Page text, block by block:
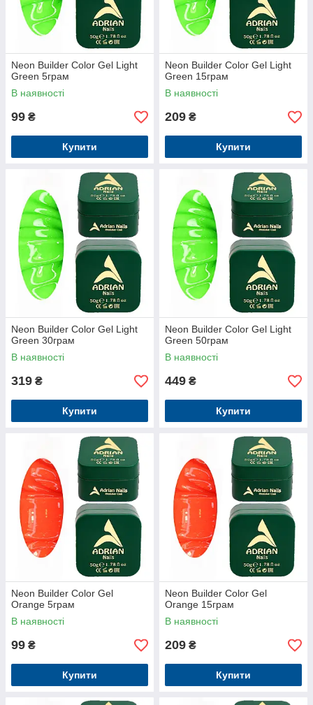
Neon Builder Color Gel Light
Green 5грам
В наявності
99 ₴
Купити
Neon Builder Color Gel Light
Green 15грам
В наявності
209 ₴
Купити
Neon Builder Color Gel Light
Green 30грам
В наявності
319 ₴
Купити
Neon Builder Color Gel Light
Green 50грам
В наявності
449 ₴
Купити
Neon Builder Color Gel
Orange 5грам
В наявності
99 ₴
Купити
Neon Builder Color Gel
Orange 15грам
В наявності
209 ₴
Купити